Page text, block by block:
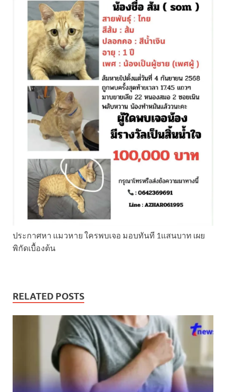
ประกาศหา แมวหาย ใครพบเจอ มอบทันที 1แสนบาท เผย
พิกัดเบื้องต้น
RELATED POSTS